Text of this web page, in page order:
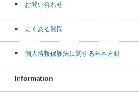
お問い合わせ
よくある質問
個人情報保護法に関する基本方針
Information